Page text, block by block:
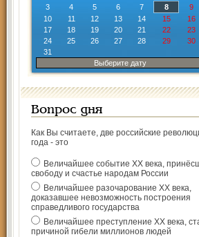
3
4 5 6 7 8
9
10
11 12 13 14 15
16
17
18 19 20 21 22
23
24
25 26 27 28 29
30
31
Выберите дату
Вопрос дня
Как Вы считаете, две российские
года - это
Величайшее событие ХХ века,
свободу и счастье народам России
Величайшее разочарование ХХ века,
доказавшее невозможность построения
справедливого государства
Величайшее преступление ХХ века,
причиной гибели миллионов людей